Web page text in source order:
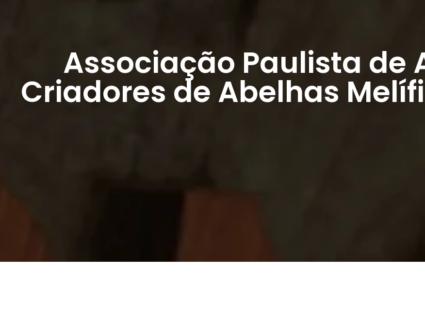
Associação Paulista de
Criadores de Abelhas